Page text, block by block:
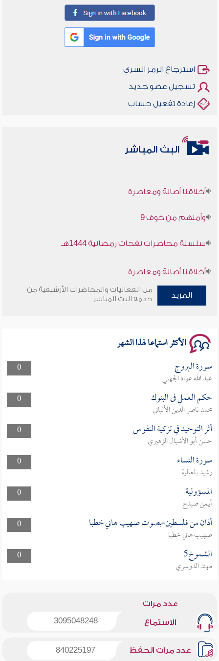
استرجاع الرمز السري
تسجيل عضو جديد
إعادة تفعيل حساب
البث المباشر
أخلاقنا أصالة ومعاصرة
وأمنهم من خوف 9
سلسلة محاضرات نفحات رمضانية 1444هـ
أخلاقنا أصالة ومعاصرة
وأمنهم من خوف 9
المزيد
من الفعاليات والمحاضرات الأرشيفية من
خدمة البث المباشر
الأكثر استماعا لهذا الشهر
0 سورة البروج
عبد الله عواد الجهني
0
حكم العمل فى البنوك
محمد ناصر الدين الألباني
0
أثر التوحيد في تزكية النفوس
حسن أبو الأشبال الزهيري
0
سورة النساء
رشيد بلعالية
0
المسؤولية
أيمن صيدح
0
أذان من فلسطين-بصوت صهيب هاني خطبا
صهيب هاني خطبا
0
الشموخ5
مهند الدوسري
عدد مرات
الاستماع 3095048248
عدد مرات الحفظ 840225197